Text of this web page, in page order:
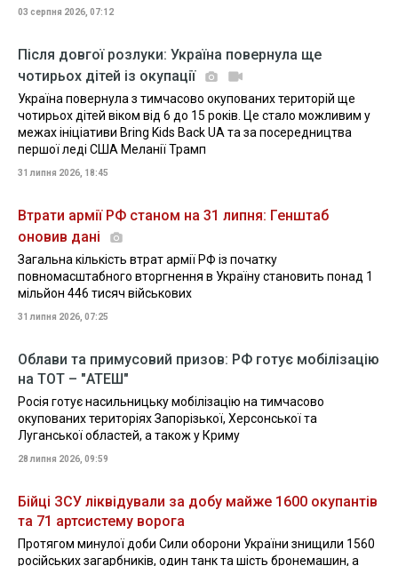
03 серпня 2026, 07:12
Після довгої розлуки: Україна повернула ще
чотирьох дітей із окупації
Україна повернула з тимчасово окупованих територій ще
чотирьох дітей віком від 6 до 15 років. Це стало можливим у
межах ініціативи Bring Kids Back UA та за посередництва
першої леді США Меланії Трамп
31 липня 2026, 18:45
Втрати армії РФ станом на 31 липня: Генштаб
оновив дані
Загальна кількість втрат армії РФ із початку
повномасштабного вторгнення в Україну становить понад 1
мільйон 446 тисяч військових
31 липня 2026, 07:25
Облави та примусовий призов: РФ готує мобілізацію
на ТОТ – "АТЕШ"
Росія готує насильницьку мобілізацію на тимчасово
окупованих територіях Запорізької, Херсонської та
Луганської областей, а також у Криму
28 липня 2026, 09:59
Бійці ЗСУ ліквідували за добу майже 1600 окупантів
та 71 артсистему ворога
Протягом минулої доби Сили оборони України знищили 1560
російських загарбників, один танк та шість бронемашин, а